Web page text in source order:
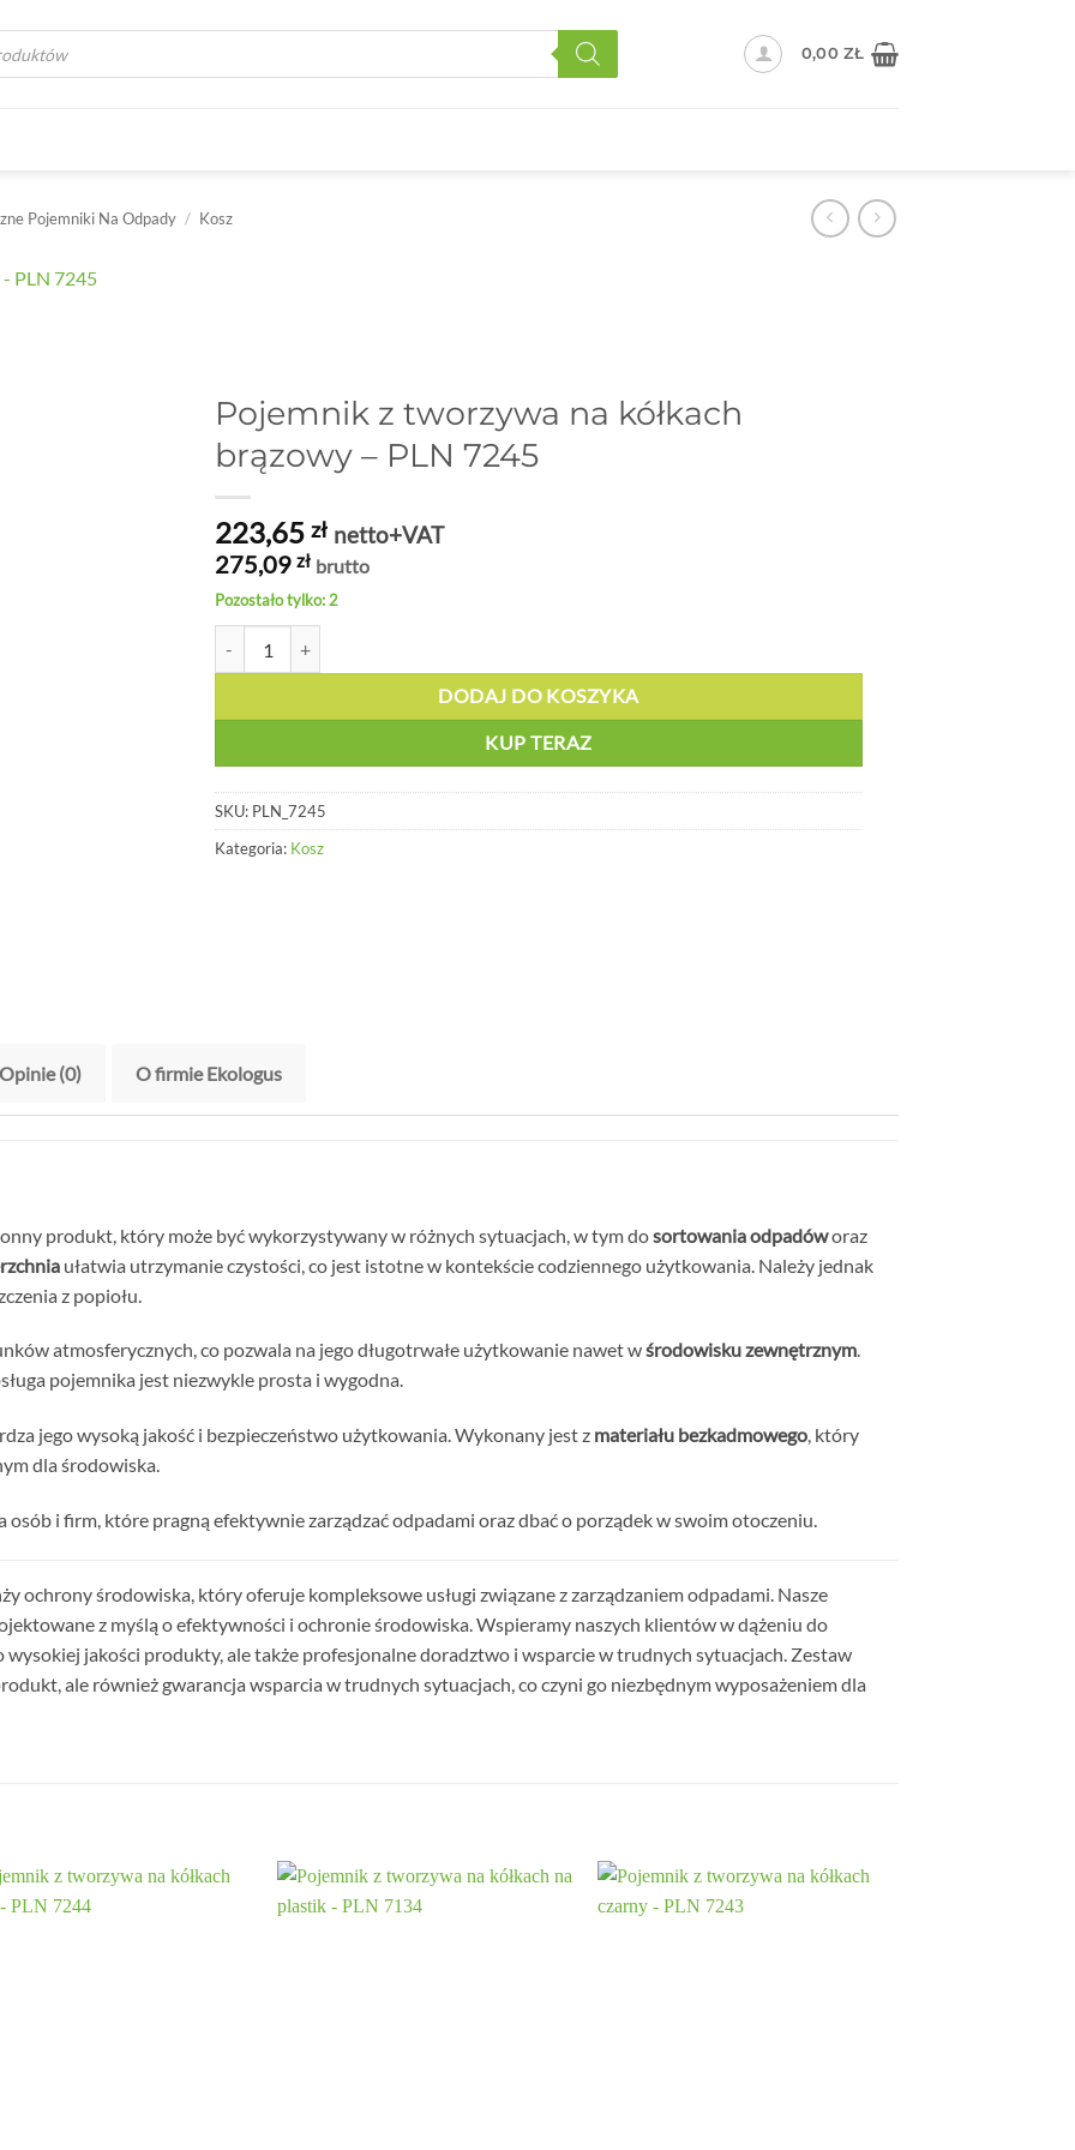
0,00ZŁ
Pojemniki Na Odpady / Kosz
Pojemnik z tworzywa na kółkach
brązowy – PLN 7245
223,65 zł netto+VAT
275,09 zł brutto
Pozostało tylko: 2
DODAJ DO KOSZYKA
KUP TERAZ
SKU: PLN_7245
Kategoria: Kosz
Opinie (0) O firmie Ekologus
produkt, który może być wykorzystywany w różnych sytuacjach, w tym dosortowania odpadóworaz
ułatwia utrzymanie czystości, co jest istotne w kontekście codziennego użytkowania. Należy jednak
z popiołu.
atmosferycznych, co pozwala na jego długotrwałe użytkowanie nawet wśrodowisku zewnętrznym.
pojemnika jest niezwykle prosta i wygodna.
jego wysoką jakość i bezpieczeństwo użytkowania. Wykonany jest z materiału bezkadmowego, który
dla środowiska.
i firm, które pragną efektywnie zarządzać odpadami oraz dbać o porządek w swoim otoczeniu.
ochrony środowiska, który oferuje kompleksowe usługi związane z zarządzaniem odpadami. Nasze
z myślą o efektywności i ochronie środowiska. Wspieramy naszych klientów w dążeniu do
jakości produkty, ale także profesjonalne doradztwo i wsparcie w trudnych sytuacjach. Zestaw
ale również gwarancja wsparcia w trudnych sytuacjach, co czyni go niezbędnym wyposażeniem dla